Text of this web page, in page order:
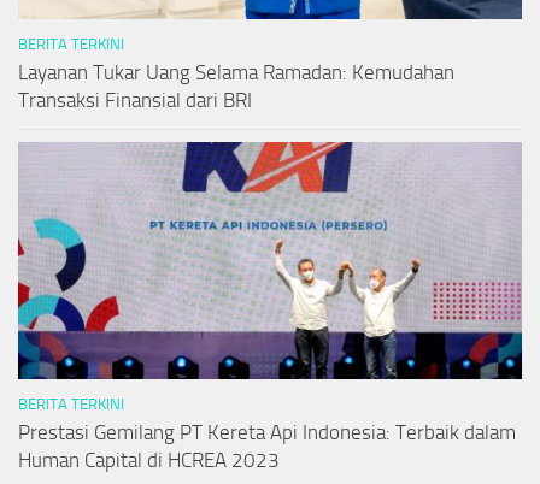
BERITA TERKINI
Layanan Tukar Uang Selama Ramadan: Kemudahan
Transaksi Finansial dari BRI
BERITA TERKINI
Prestasi Gemilang PT Kereta Api Indonesia: Terbaik dalam
Human Capital di HCREA 2023